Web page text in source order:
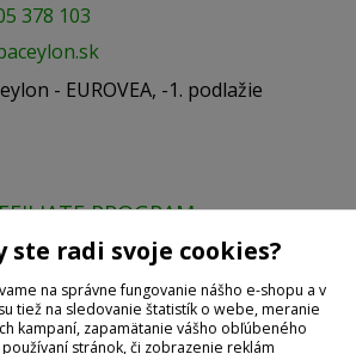
378 103
- EUROVEA, -1. podlažie
PROGRAM
ste radi svoje cookies?
na správne fungovanie nášho e-shopu a v
tiež na sledovanie štatistík o webe, meranie
kampaní, zapamätanie vášho obľúbeného
stránok, či zobrazenie reklám